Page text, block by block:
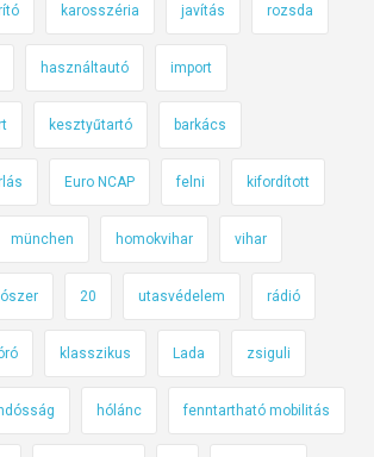
karosszéria javítás rozsda
használtautó import
kesztyűtartó barkács
Euro NCAP felni kifordított
münchen homokvihar vihar
20 utasvédelem rádió
klasszikus Lada zsiguli
hólánc fenntartható mobilitás